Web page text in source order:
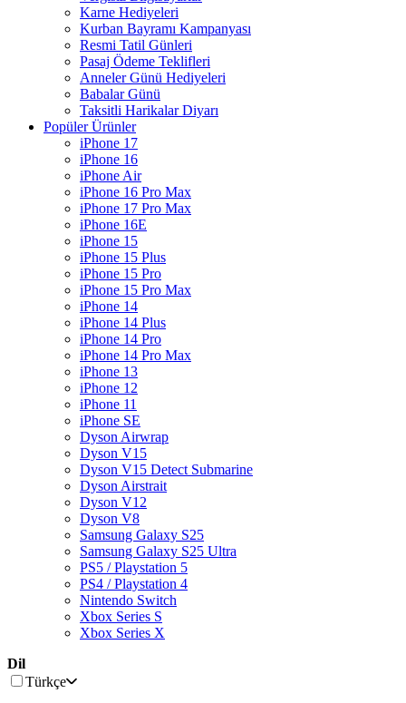
Karne Hediyeleri
Kurban Bayramı Kampanyası
Resmi Tatil Günleri
Pasaj Ödeme Teklifleri
Anneler Günü Hediyeleri
Babalar Günü
Taksitli Harikalar Diyarı
Popüler Ürünler
iPhone 17
iPhone 16
iPhone Air
iPhone 16 Pro Max
iPhone 17 Pro Max
iPhone 16E
iPhone 15
iPhone 15 Plus
iPhone 15 Pro
iPhone 15 Pro Max
iPhone 14
iPhone 14 Plus
iPhone 14 Pro
iPhone 14 Pro Max
iPhone 13
iPhone 12
iPhone 11
iPhone SE
Dyson Airwrap
Dyson V15
Dyson V15 Detect Submarine
Dyson Airstrait
Dyson V12
Dyson V8
Samsung Galaxy S25
Samsung Galaxy S25 Ultra
PS5 / Playstation 5
PS4 / Playstation 4
Nintendo Switch
Xbox Series S
Xbox Series X
Dil
Türkçe